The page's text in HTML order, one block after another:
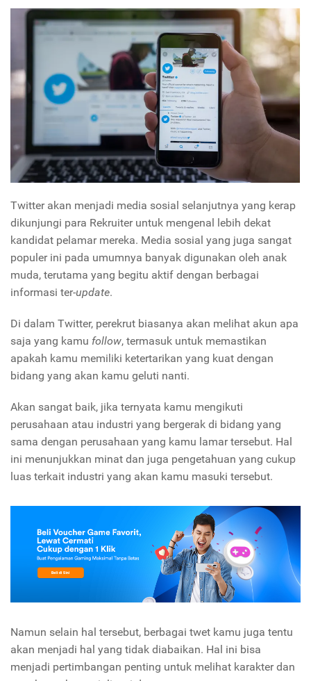
Twitter akan menjadi media sosial selanjutnya yang kerap
dikunjungi para Rekruiter untuk mengenal lebih dekat
kandidat pelamar mereka. Media sosial yang juga sangat
populer ini pada umumnya banyak digunakan oleh anak
muda, terutama yang begitu aktif dengan berbagai
informasi ter-update.
Di dalam Twitter, perekrut biasanya akan melihat akun apa
saja yang kamu follow, termasuk untuk memastikan
apakah kamu memiliki ketertarikan yang kuat dengan
bidang yang akan kamu geluti nanti.
Akan sangat baik, jika ternyata kamu mengikuti
perusahaan atau industri yang bergerak di bidang yang
sama dengan perusahaan yang kamu lamar tersebut. Hal
ini menunjukkan minat dan juga pengetahuan yang cukup
luas terkait industri yang akan kamu masuki tersebut.
Namun selain hal tersebut, berbagai twet kamu juga tentu
akan menjadi hal yang tidak diabaikan. Hal ini bisa
menjadi pertimbangan penting untuk melihat karakter dan